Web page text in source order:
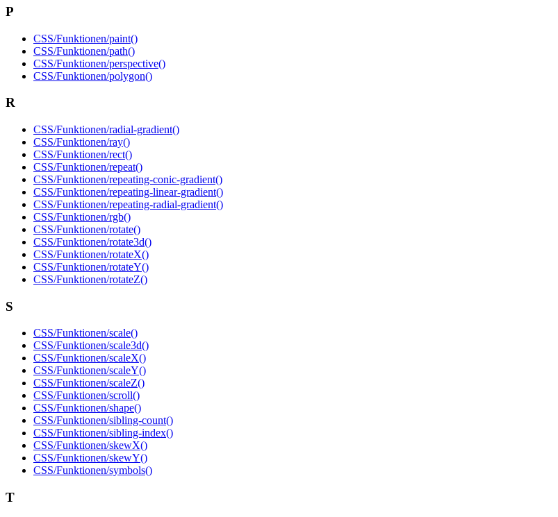
P
CSS/Funktionen/paint()
CSS/Funktionen/path()
CSS/Funktionen/perspective()
CSS/Funktionen/polygon()
R
CSS/Funktionen/radial-gradient()
CSS/Funktionen/ray()
CSS/Funktionen/rect()
CSS/Funktionen/repeat()
CSS/Funktionen/repeating-conic-gradient()
CSS/Funktionen/repeating-linear-gradient()
CSS/Funktionen/repeating-radial-gradient()
CSS/Funktionen/rgb()
CSS/Funktionen/rotate()
CSS/Funktionen/rotate3d()
CSS/Funktionen/rotateX()
CSS/Funktionen/rotateY()
CSS/Funktionen/rotateZ()
S
CSS/Funktionen/scale()
CSS/Funktionen/scale3d()
CSS/Funktionen/scaleX()
CSS/Funktionen/scaleY()
CSS/Funktionen/scaleZ()
CSS/Funktionen/scroll()
CSS/Funktionen/shape()
CSS/Funktionen/sibling-count()
CSS/Funktionen/sibling-index()
CSS/Funktionen/skewX()
CSS/Funktionen/skewY()
CSS/Funktionen/symbols()
T